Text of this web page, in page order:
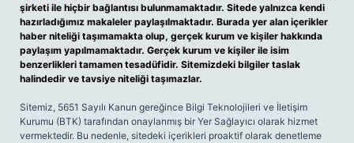
şirketi ile hiçbir bağlantısı bulunmamaktadır. Sitede yalnızca kendi
hazırladığımız makaleler paylaşılmaktadır. Burada yer alan içerikler
haber niteliği taşımamakta olup, gerçek kurum ve kişiler hakkında
paylaşım yapılmamaktadır. Gerçek kurum ve kişiler ile isim
benzerlikleri tamamen tesadüfidir. Sitemizdeki bilgiler taslak
halindedir ve tavsiye niteliği taşımazlar.
Sitemiz, 5651 Sayılı Kanun gereğince Bilgi Teknolojileri ve İletişim
Kurumu (BTK) tarafından onaylanmış bir Yer Sağlayıcı olarak hizmet
vermektedir. Bu nedenle, sitedeki içerikleri proaktif olarak denetleme